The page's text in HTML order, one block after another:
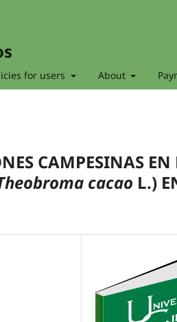
for users About
CAMPESINAS EN
cacao L.)